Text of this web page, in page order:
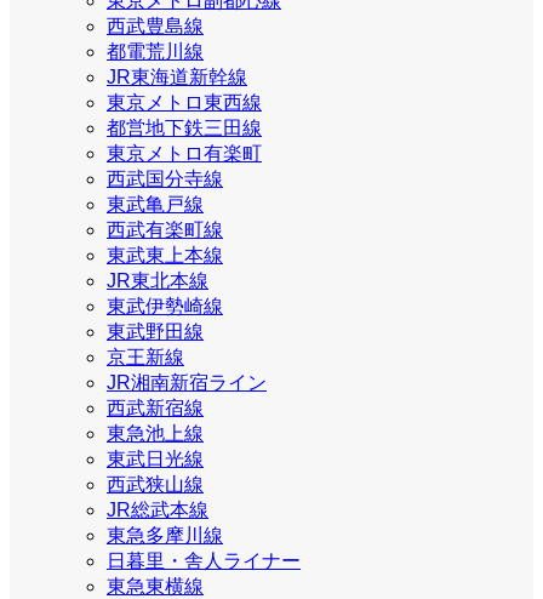
西武豊島線
都電荒川線
JR東海道新幹線
東京メトロ東西線
都営地下鉄三田線
東京メトロ有楽町
西武国分寺線
東武亀戸線
西武有楽町線
東武東上本線
JR東北本線
東武伊勢崎線
東武野田線
京王新線
JR湘南新宿ライン
西武新宿線
東急池上線
東武日光線
西武狭山線
JR総武本線
東急多摩川線
日暮里・舎人ライナー
東急東横線